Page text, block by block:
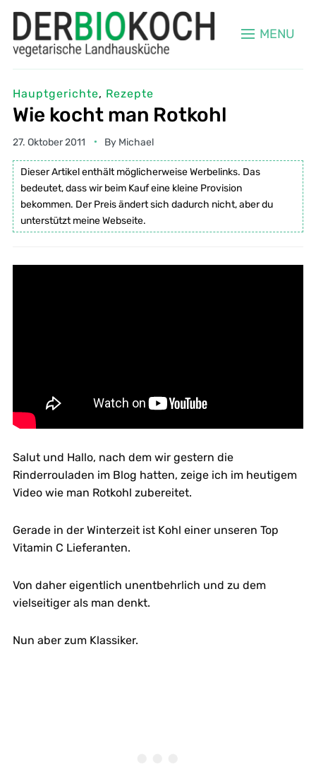
MENU
Hauptgerichte, Rezepte
Wie kocht man Rotkohl
27. Oktober 2011 By Michael
Dieser Artikel enthält möglicherweise Werbelinks. Das
bedeutet, dass wir beim Kauf eine kleine Provision
bekommen. Der Preis ändert sich dadurch nicht, aber du
unterstützt meine Webseite.
Salut und Hallo, nach dem wir gestern die
Rinderrouladen im Blog hatten, zeige ich im heutigem
Video wie man Rotkohl zubereitet.
Gerade in der Winterzeit ist Kohl einer unseren Top
Vitamin C Lieferanten.
Von daher eigentlich unentbehrlich und zu dem
vielseitiger als man denkt.
Nun aber zum Klassiker.